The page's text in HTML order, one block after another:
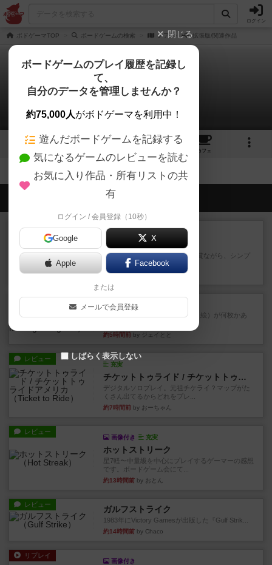
ログイン
ボドゲーマTOP ボードゲームの検索 ノア 拡張版/関連作品
ノア
拡張/関連作品 0件
2
カフェ
会員の新しい投稿
レビュー
花火
ずっと前のドイツ年間ゲーム大賞ながら、シンプ
ルで簡単な小ゲームで今でも...
約3時間前by tamio
レビュー 無限まちがいさがし
6つの場面カード（表、裏で違う絵）が何枚かあ
約5時間前 by ジェイとと
レビュー
充実
チケットトゥライド / チケットトゥライドアメリカ
デジタルソロプレイ。元祖チケライ？マップがた
くさん出てるからどれをプレ...
約7時間前 by おーちゃん
レビュー
画像付き 充実
ホットストリーク
星7軽〜中量級を中心にプレイするゲーマーの感想
です。ボードゲーム会にて...
約13時間前 by おとん
レビュー ガルフストライク
1983年にVictory Gamesが出版した『Gulf Strik...
約14時間前 by Chaco
リプレイ
画像付き
閉じる
ボードゲームのプレイ履歴を記録し
て、
自分のデータを管理しませんか？
約75,000人がボドゲーマを利用中！
遊んだボードゲームを記録する
気になるゲームのレビューを読む
お気に入り作品・所有リストの共
有
ログイン / 会員登録（10秒）
Google X
Apple Facebook
または
メールで会員登録
しばらく表示しない